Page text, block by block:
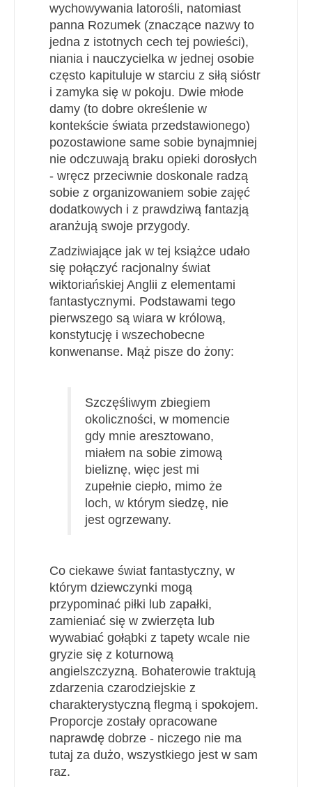
wychowywania latorośli, natomiast
panna Rozumek (znaczące nazwy to
jedna z istotnych cech tej powieści),
niania i nauczycielka w jednej osobie
często kapituluje w starciu z siłą sióstr
i zamyka się w pokoju. Dwie młode
damy (to dobre określenie w
kontekście świata przedstawionego)
pozostawione same sobie bynajmniej
nie odczuwają braku opieki dorosłych
- wręcz przeciwnie doskonale radzą
sobie z organizowaniem sobie zajęć
dodatkowych i z prawdziwą fantazją
aranżują swoje przygody.
Zadziwiające jak w tej książce udało
się połączyć racjonalny świat
wiktoriańskiej Anglii z elementami
fantastycznymi. Podstawami tego
pierwszego są wiara w królową,
konstytucję i wszechobecne
konwenanse. Mąż pisze do żony:
Szczęśliwym zbiegiem
okoliczności, w momencie
gdy mnie aresztowano,
miałem na sobie zimową
bieliznę, więc jest mi
zupełnie ciepło, mimo że
loch, w którym siedzę, nie
jest ogrzewany.
Co ciekawe świat fantastyczny, w
którym dziewczynki mogą
przypominać piłki lub zapałki,
zamieniać się w zwierzęta lub
wywabiać gołąbki z tapety wcale nie
gryzie się z koturnową
angielszczyzną. Bohaterowie traktują
zdarzenia czarodziejskie z
charakterystyczną flegmą i spokojem.
Proporcje zostały opracowane
naprawdę dobrze - niczego nie ma
tutaj za dużo, wszystkiego jest w sam
raz.